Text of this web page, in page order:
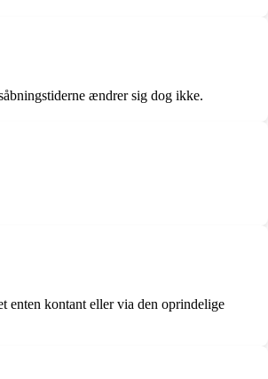
ændrer sig dog ikke.
enten kontant eller via den oprindelige